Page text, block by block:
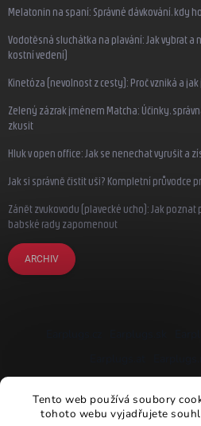
Tento web používá soubory
tohoto webu vyjadřujete
Melatonin na spaní: Správné dávkování, kdy
Vodotěsná sluchátka na plavání: Jak vybrat a
kostní vedení)
Kinetóza (nevolnost z cesty): Proč vzniká a
Zelený zázrak jménem Matcha: Účinky,
zkusit
Hluk v open office: Jak se nenechat vyrušit a
Jak si správně čistit uši? Kompletní průvodce
Zánět zvukovodu (plavecké ucho): Jak
babské rady zapomenout
ARCHIV